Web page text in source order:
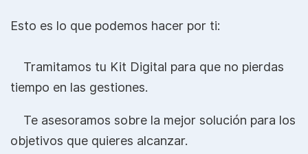
Esto es lo que podemos hacer por ti:
Tramitamos tu Kit Digital para que no pierdas
tiempo en las gestiones.
Te asesoramos sobre la mejor solución para los
objetivos que quieres alcanzar.